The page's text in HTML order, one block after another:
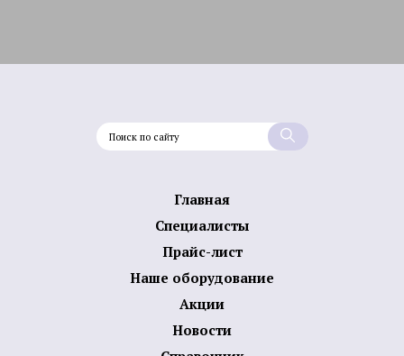
Главная
Специалисты
Прайс-лист
Наше оборудование
Акции
Новости